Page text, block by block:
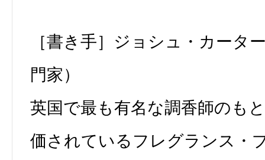
［書き手］ジョシュ・カータ
門家）
英国で最も有名な調香師のも
価されているフレグランス・